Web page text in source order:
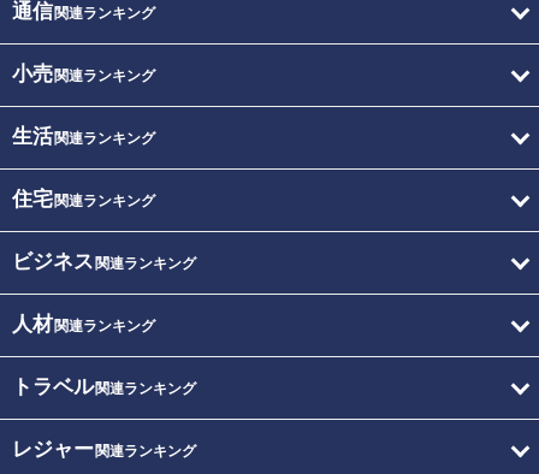
通信関連ランキング
小売関連ランキング
生活関連ランキング
住宅関連ランキング
ビジネス 関連ランキング
人材関連ランキング
トラベル関連ランキング
レジャー関連ランキング